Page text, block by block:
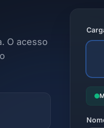
O acesso